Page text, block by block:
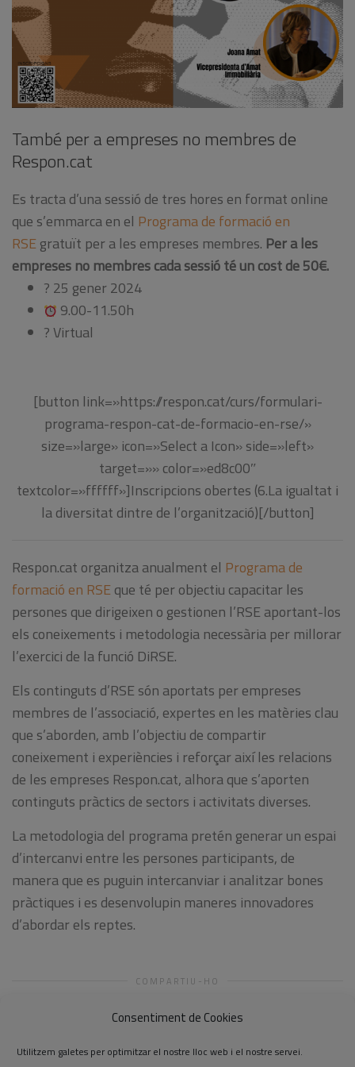
Consentiment de Cookies
Utilitzem galetes per optimitzar el nostre lloc web i el nostre servei.
També per a empreses no membres de
Respon.cat
Es tracta d’una sessió de tres hores en format online
que s’emmarca en el Programa de formació en
RSEgratuït per a les empreses membres. Per a les
empreses no membres cada sessió té un cost de 50€.
? 25 gener 2024
9.00-11.50h
? Virtual
[button link=»https://respon.cat/curs/formulari-
programa-respon-cat-de-formacio-en-rse/»
size=»large» icon=»Select a Icon» side=»left»
target=»» color=»ed8c00″
textcolor=»ffffff»]Inscripcions obertes (6.La igualtat i
la diversitat dintre de l’organització)[/button]
Respon.cat organitza anualment el Programa de
formació en RSEque té per objectiu capacitar les
persones que dirigeixen o gestionen l’RSE aportant-los
els coneixements i metodologia necessària per millorar
l’exercici de la funció DiRSE.
Els continguts d’RSE són aportats per empreses
membres de l’associació, expertes en les matèries clau
que s’aborden, amb l’objectiu de compartir
coneixement i experiències i reforçar així les relacions
de les empreses Respon.cat, alhora que s’aporten
continguts pràctics de sectors i activitats diverses.
La metodologia del programa pretén generar un espai
d’intercanvi entre les persones participants, de
manera que es puguin intercanviar i analitzar bones
pràctiques i es desenvolupin maneres innovadores
d’abordar els reptes.
COMPARTIU-HO